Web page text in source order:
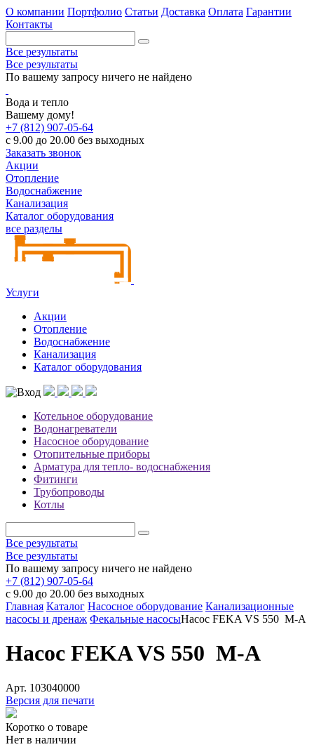
О компании Портфолио Статьи Доставка Оплата Гарантии
Контакты
Все результаты
Все результаты
По вашему запросу ничего не найдено
Вода и тепло
Вашему дому!
+7 (812) 907-05-64
с 9.00 до 20.00 без выходных
Заказать звонок
Акции
Отопление
Водоснабжение
Канализация
Каталог оборудования
все разделы
Услуги
Акции
Отопление
Водоснабжение
Канализация
Каталог оборудования
Котельное оборудование
Водонагреватели
Насосное оборудование
Отопительные приборы
Арматура для тепло- водоснабжения
Фитинги
Трубопроводы
Котлы
Все результаты
Все результаты
По вашему запросу ничего не найдено
+7 (812) 907-05-64
с 9.00 до 20.00 без выходных
Главная Каталог Насосное оборудование Канализационные
насосы и дренаж Фекальные насосыНасос FEKA VS 550 M-A
Насос FEKA VS 550 M-A
Арт. 103040000
Версия для печати
Коротко о товаре
Нет в наличии